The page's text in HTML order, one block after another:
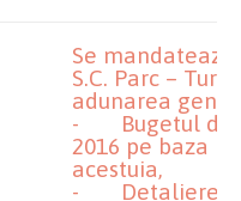
Se
S.C. Parc –
adunarea
- Bugetul de
2016 pe baza
acestuia,
- Detalierea